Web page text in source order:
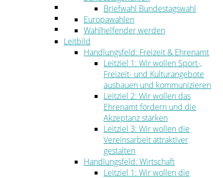
Umwelt
Ordnung
Briefwahl Bundestagswahl
Europawahlen
Wahlhelfender werden
Leitbild
Handlungsfeld: Freizeit & Ehrenamt
Leitziel 1: Wir wollen Sport-,
Freizeit- und Kulturangebote
ausbauen und kommunizieren
Leitziel 2: Wir wollen das
Ehrenamt fördern und die
Akzeptanz stärken
Leitziel 3: Wir wollen die
Vereinsarbeit attraktiver
gestalten
Handlungsfeld: Wirtschaft
Leitziel 1: Wir wollen die